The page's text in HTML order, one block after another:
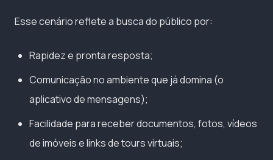
Esse cenário reflete a busca do público por:
Rapidez e pronta resposta;
Comunicação no ambiente que já domina (o
aplicativo de mensagens);
Facilidade para receber documentos, fotos, vídeos
de imóveis e links de tours virtuais;